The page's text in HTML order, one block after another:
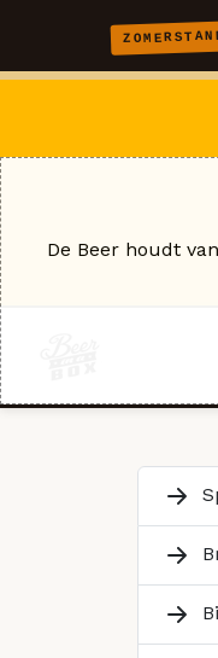
De Beer houdt